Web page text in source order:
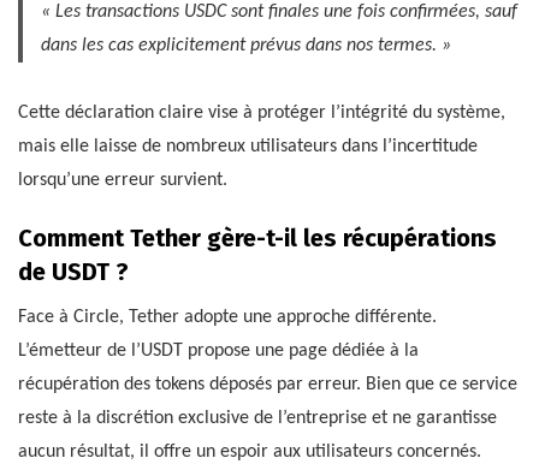
« Les transactions USDC sont finales une fois confirmées, sauf
dans les cas explicitement prévus dans nos termes. »
Cette déclaration claire vise à protéger l’intégrité du système,
mais elle laisse de nombreux utilisateurs dans l’incertitude
lorsqu’une erreur survient.
Comment Tether gère-t-il les récupérations
de USDT ?
Face à Circle, Tether adopte une approche différente.
L’émetteur de l’USDT propose une page dédiée à la
récupération des tokens déposés par erreur. Bien que ce service
reste à la discrétion exclusive de l’entreprise et ne garantisse
aucun résultat, il offre un espoir aux utilisateurs concernés.